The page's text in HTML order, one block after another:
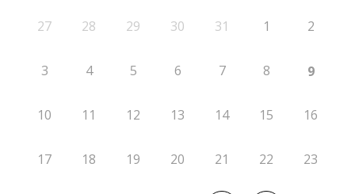
27
28 29 30 31 1 2
3 4 5 6 7 8 9
10 11 12 13 14 15 16
17 18 19 20 21 22 23